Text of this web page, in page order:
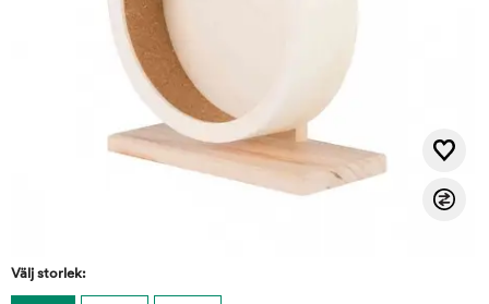
Välj storlek: